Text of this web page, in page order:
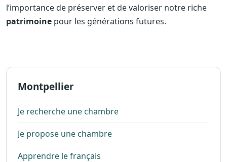
l’importance de préserver et de valoriser notre riche
patrimoine pour les générations futures.
Montpellier
Je recherche une chambre
Je propose une chambre
Apprendre le français